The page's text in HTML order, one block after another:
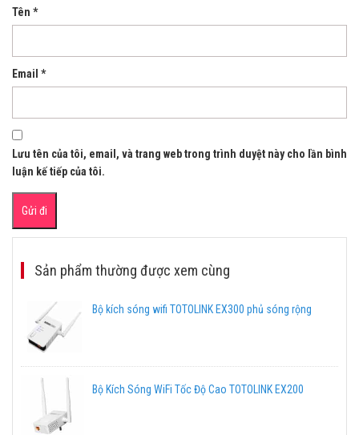
Tên *
Email *
Lưu tên của tôi, email, và trang web trong trình duyệt này cho lần bình
luận kế tiếp của tôi.
Sản phẩm thường được xem cùng
Bộ kích sóng wifi TOTOLINK EX300 phủ sóng rộng
Bộ Kích Sóng WiFi Tốc Độ Cao TOTOLINK EX200